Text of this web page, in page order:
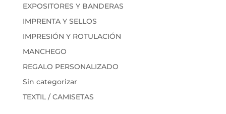
EXPOSITORES Y BANDERAS
IMPRENTA Y SELLOS
IMPRESIÓN Y ROTULACIÓN
MANCHEGO
REGALO PERSONALIZADO
Sin categorizar
TEXTIL / CAMISETAS